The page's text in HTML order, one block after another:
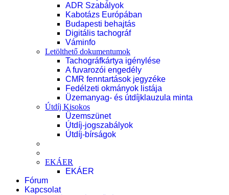
ADR Szabályok
Kabotázs Európában
Budapesti behajtás
Digitális tachográf
Váminfo
Letölthető dokumentumok
Tachográfkártya igénylése
A fuvarozói engedély
CMR fenntartások jegyzéke
Fedélzeti okmányok listája
Üzemanyag- és útdíjklauzula minta
Útdíj Kisokos
Üzemszünet
Útdíj-jogszabályok
Útdíj-bírságok
EKÁER
EKÁER
Fórum
Kapcsolat